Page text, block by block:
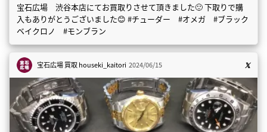
宝石広場 渋谷本店にてお買取りさせて頂きました🙂 下取りで購
入もありがとうございました😊 #チューダー #オメガ #ブラック
ベイクロノ #モンブラン
宝石広場 買取houseki_kaitori 2024/06/15